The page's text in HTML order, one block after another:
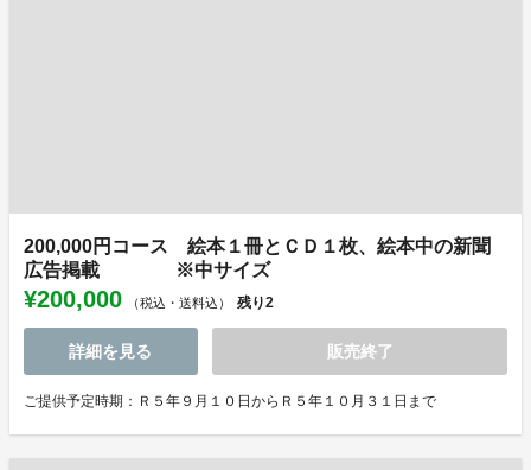
200,000円コース 絵本１冊とＣＤ１枚、絵本中の新聞
広告掲載 ※中サイズ
¥200,000 （税込・送料込） 残り2
詳細を見る 販売終了
ご提供予定時期：Ｒ５年９月１０日からＲ５年１０月３１日まで